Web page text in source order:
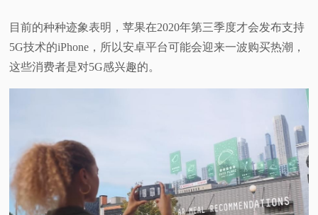
目前的种种迹象表明，苹果在2020年第三季度才会发布支持
5G技术的iPhone，所以安卓平台可能会迎来一波购买热潮，
这些消费者是对5G感兴趣的。